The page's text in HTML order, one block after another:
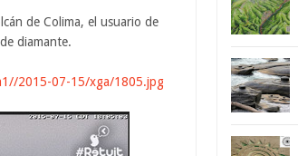
de Colima, el usuario de
diamante.
2015-07-15/xga/1805.jpg